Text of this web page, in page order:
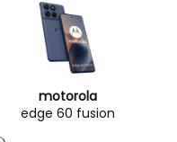
motorola
edge 60 fusion